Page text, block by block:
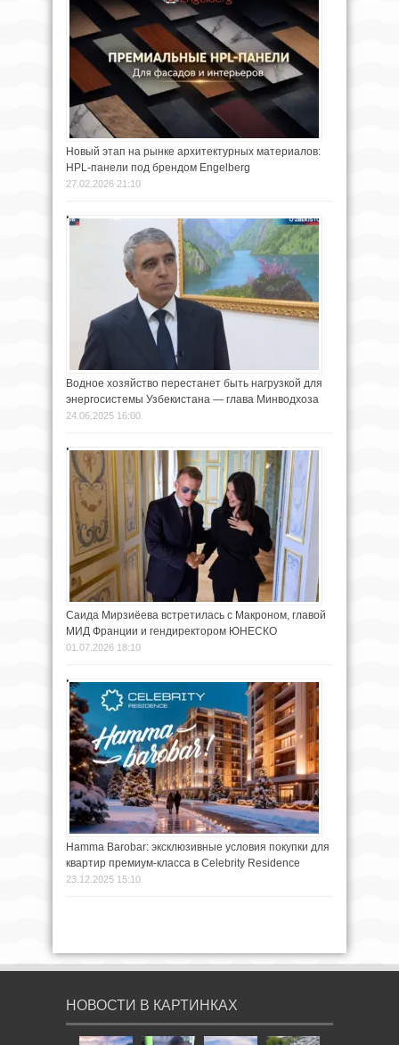
Новый этап на рынке архитектурных материалов:
HPL-панели под брендом Engelberg
27.02.2026 21:10
Водное хозяйство перестанет быть нагрузкой для
энергосистемы Узбекистана — глава Минводхоза
24.06.2025 16:00
Саида Мирзиёева встретилась с Макроном, главой
МИД Франции и гендиректором ЮНЕСКО
01.07.2026 18:10
Hamma Barobar: эксклюзивные условия покупки для
квартир премиум-класса в Celebrity Residence
23.12.2025 15:10
НОВОСТИ В КАРТИНКАХ